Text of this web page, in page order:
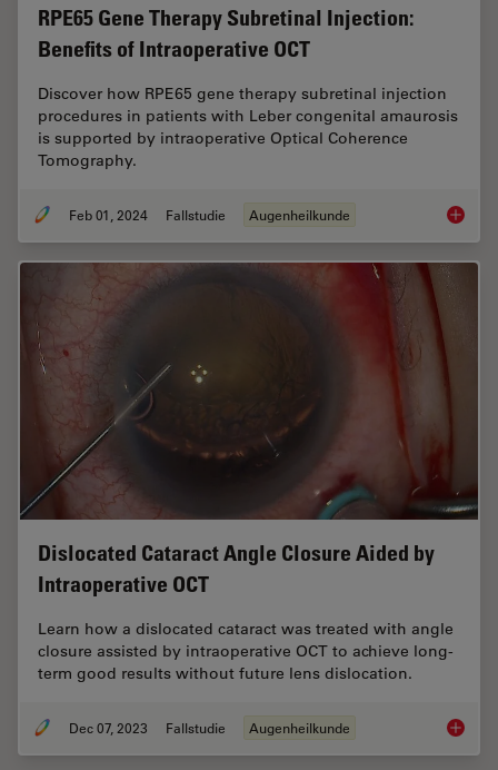
RPE65 Gene Therapy Subretinal Injection:
Benefits of Intraoperative OCT
Discover how RPE65 gene therapy subretinal injection
procedures in patients with Leber congenital amaurosis
is supported by intraoperative Optical Coherence
Tomography.
Feb 01, 2024 Fallstudie Augenheilkunde RPE65
Dislocated Cataract Angle Closure Aided by
Intraoperative OCT
Learn how a dislocated cataract was treated with angle
closure assisted by intraoperative OCT to achieve long-
term good results without future lens dislocation.
Dec 07, 2023 Fallstudie Augenheilkunde